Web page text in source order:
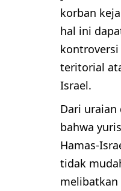
korban
hal ini
teritorial
Israel.
Dari
bahwa
Hamas-
tidak
melibatkan